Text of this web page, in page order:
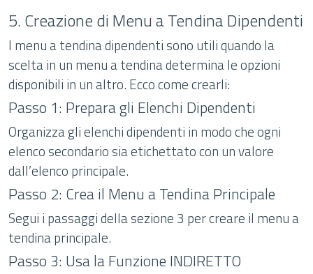
5. Creazione di Menu a Tendina Dipendenti
I menu a tendina dipendenti sono utili quando la
scelta in un menu a tendina determina le opzioni
disponibili in un altro. Ecco come crearli:
Passo 1: Prepara gli Elenchi Dipendenti
Organizza gli elenchi dipendenti in modo che ogni
elenco secondario sia etichettato con un valore
dall’elenco principale.
Passo 2: Crea il Menu a Tendina Principale
Segui i passaggi della sezione 3 per creare il menu a
tendina principale.
Passo 3: Usa la Funzione INDIRETTO